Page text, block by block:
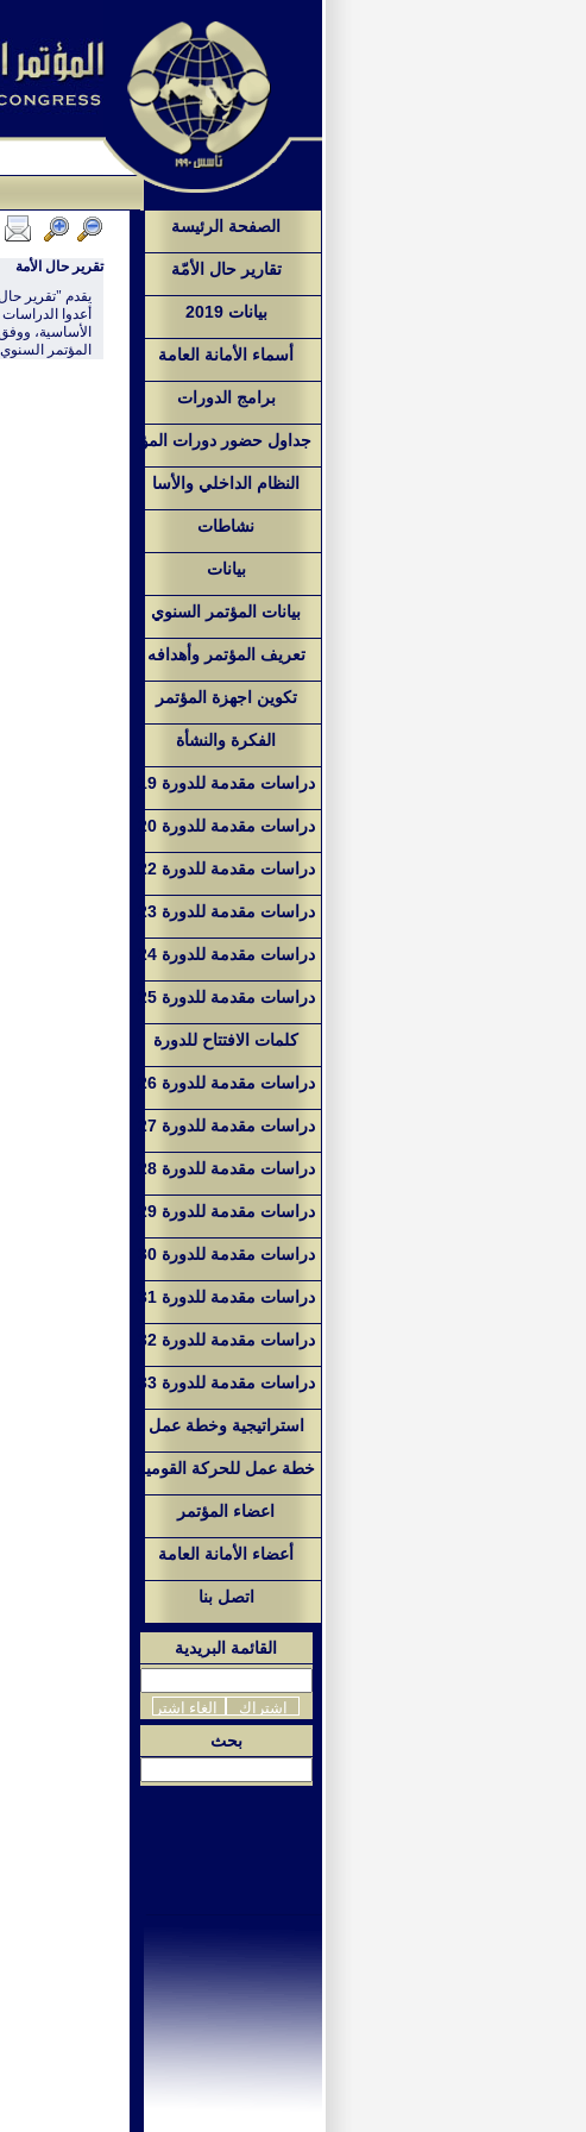
الصفحة الرئيسة
تقارير حال الأمّة
بيانات 2019
أسماء الأمانة العامة
برامج الدورات
جداول حضور دورات المؤ
النظام الداخلي والأسا
نشاطات
بيانات
بيانات المؤتمر السنوي
تعريف المؤتمر وأهدافه
تكوين اجهزة المؤتمر
الفكرة والنشأة
دراسات مقدمة للدورة 19
دراسات مقدمة للدورة 20
دراسات مقدمة للدورة 22
دراسات مقدمة للدورة 23
دراسات مقدمة للدورة 24
دراسات مقدمة للدورة 25
كلمات الافتتاح للدورة
دراسات مقدمة للدورة 26
دراسات مقدمة للدورة 27
دراسات مقدمة للدورة 28
دراسات مقدمة للدورة 29
دراسات مقدمة للدورة 30
دراسات مقدمة للدورة 31
دراسات مقدمة للدورة 32
دراسات مقدمة للدورة 33
استراتيجية وخطة عمل
خطة عمل للحركة القومية
اعضاء المؤتمر
أعضاء الأمانة العامة
اتصل بنا
القائمة البريدية
بحث
تقرير حال الأمة
يقدم "تقرير
أعدوا
الأساسية،
المؤتمر